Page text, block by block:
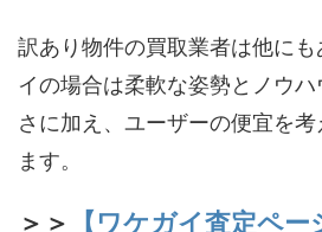
訳あり物件の買取業者は他に
イの場合は柔軟な姿勢とノウ
さに加え、ユーザーの便宜を
ます。
＞＞ 【ワケガイ査定ペー